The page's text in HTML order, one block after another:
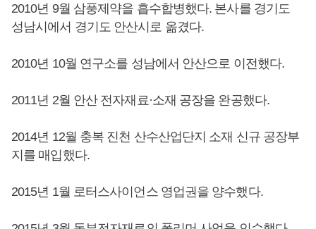
2010년 9월 삼풍제약을 흡수합병했다. 본사를 경기도
성남시에서 경기도 안산시로 옮겼다.
2010년 10월 연구소를 성남에서 안산으로 이전했다.
2011년 2월 안산 전자재료·소재 공장을 완공했다.
2014년 12월 충복 진천 산수산업단지 소재 신규 공장부
지를 매입했다.
2015년 1월 로터스사이언스 영업권을 양수했다.